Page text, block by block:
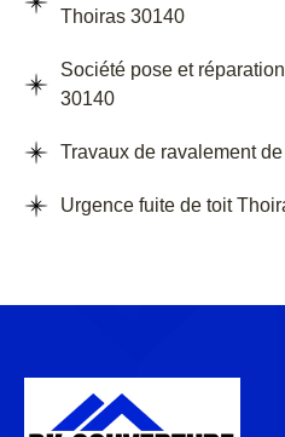
Thoiras 30140
Société pose et
30140
Travaux de ravalement
Urgence fuite de toit